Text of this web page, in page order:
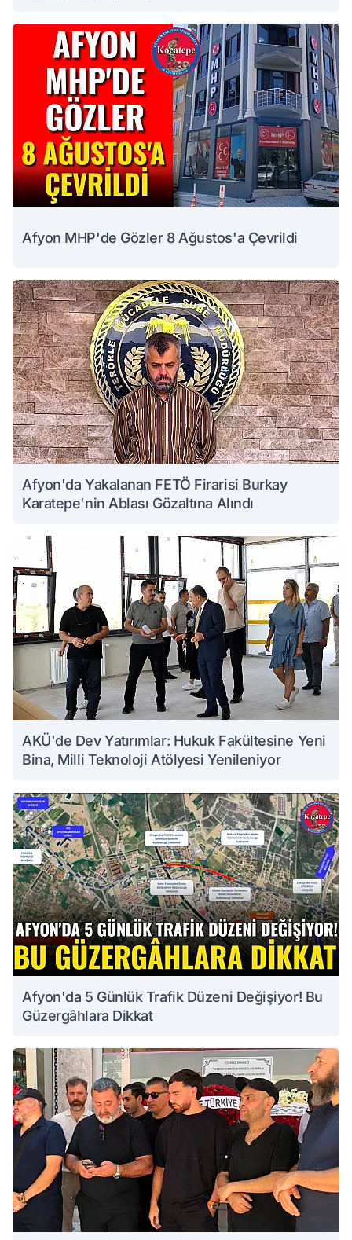
Afyon MHP'de Gözler 8 Ağustos'a Çevrildi
Afyon'da Yakalanan FETÖ Firarisi Burkay
Karatepe'nin Ablası Gözaltına Alındı
AKÜ'de Dev Yatırımlar: Hukuk Fakültesine Yeni
Bina, Milli Teknoloji Atölyesi Yenileniyor
Afyon'da 5 Günlük Trafik Düzeni Değişiyor! Bu
Güzergâhlara Dikkat